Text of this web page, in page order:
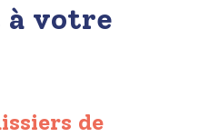
à votre
de